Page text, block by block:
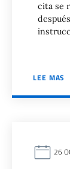
cita se
LEE MAS
26